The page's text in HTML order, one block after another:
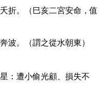
折。（巳亥二宮安命，值
波。（謂之從水朝東）
：遭小偷光顧、損失不